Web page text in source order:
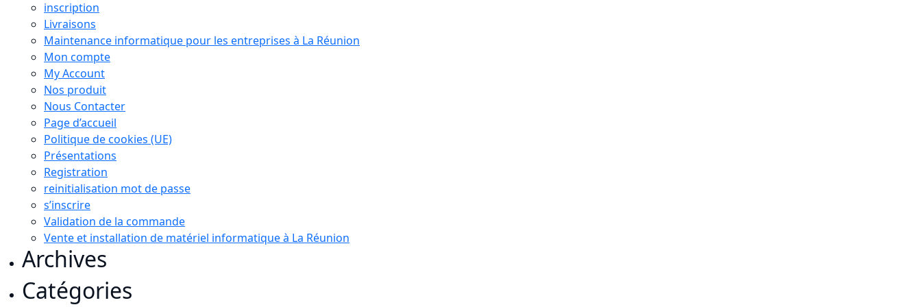
inscription
Livraisons
Maintenance informatique pour les entreprises à La Réunion
Mon compte
My Account
Nos produit
Nous Contacter
Page d’accueil
Politique de cookies (UE)
Présentations
Registration
reinitialisation mot de passe
s’inscrire
Validation de la commande
Vente et installation de matériel informatique à La Réunion
Archives
Catégories